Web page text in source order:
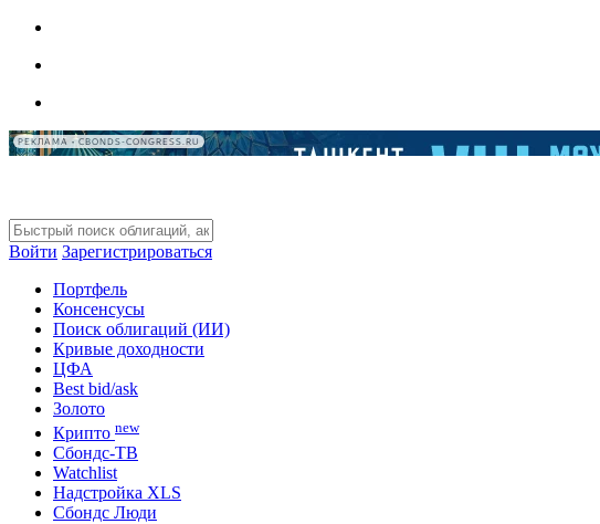
РЕКЛАМА • CBONDS-CONGRESS.RU
Войти Зарегистрироваться
Портфель
Консенсусы
Поиск облигаций (ИИ)
Кривые доходности
ЦФА
Best bid/ask
Золото
Крипто new
Сбондс-ТВ
Watchlist
Надстройка XLS
Сбондс Люди